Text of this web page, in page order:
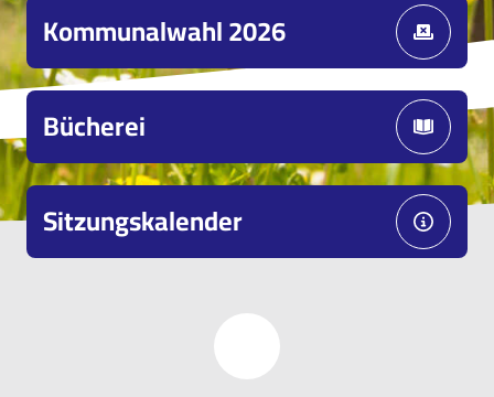
Kommunalwahl 2026
Bücherei
Sitzungskalender